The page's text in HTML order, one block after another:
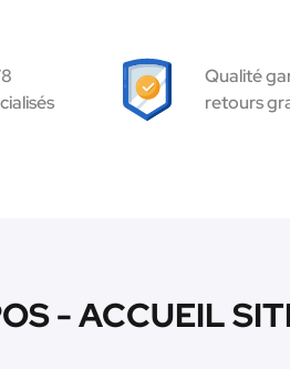
Qualité
retours
- ACCUEIL